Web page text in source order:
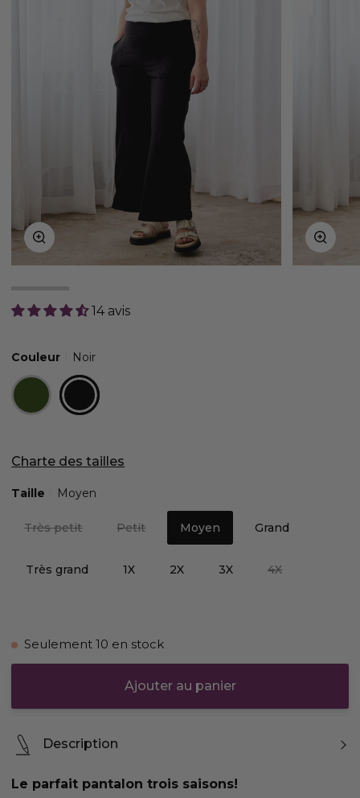
14 avis
Couleur Noir
Charte des tailles
Taille Moyen
Très petit Petit Moyen Grand
Très grand 1X 2X 3X 4X
Seulement10 en stock
Ajouter au panier
Description
Le parfait pantalon trois saisons!